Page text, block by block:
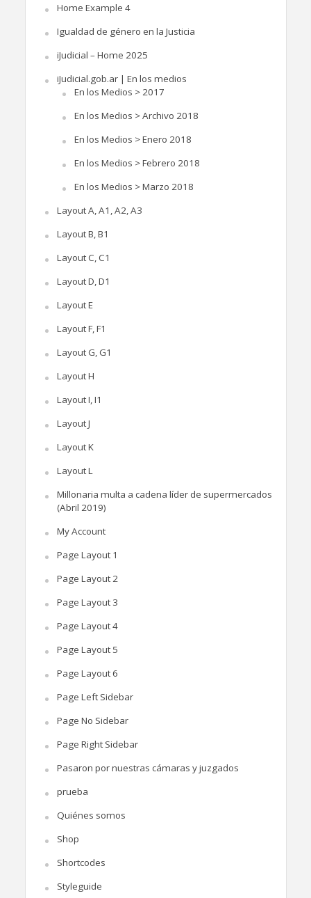
Home Example 4
Igualdad de género en la Justicia
iJudicial – Home 2025
iJudicial.gob.ar | En los medios
En los Medios > 2017
En los Medios > Archivo 2018
En los Medios > Enero 2018
En los Medios > Febrero 2018
En los Medios > Marzo 2018
Layout A, A1, A2, A3
Layout B, B1
Layout C, C1
Layout D, D1
Layout E
Layout F, F1
Layout G, G1
Layout H
Layout I, I1
Layout J
Layout K
Layout L
Millonaria multa a cadena líder de supermercados
(Abril 2019)
My Account
Page Layout 1
Page Layout 2
Page Layout 3
Page Layout 4
Page Layout 5
Page Layout 6
Page Left Sidebar
Page No Sidebar
Page Right Sidebar
Pasaron por nuestras cámaras y juzgados
prueba
Quiénes somos
Shop
Shortcodes
Styleguide